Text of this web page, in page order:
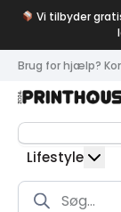
Vi tilbyder
Brug for hjælp?
Lifestyle
Products
search